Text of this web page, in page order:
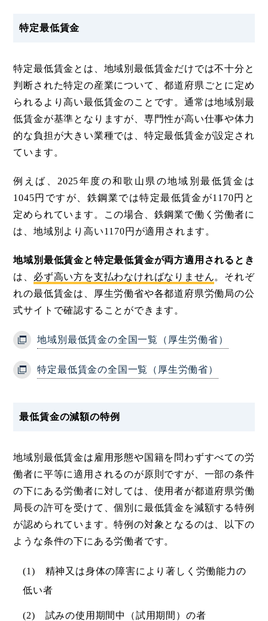
特定最低賃金
特定最低賃金とは、地域別最低賃金だけでは不十分と
判断された特定の産業について、都道府県ごとに定め
られるより高い最低賃金のことです。通常は地域別最
低賃金が基準となりますが、専門性が高い仕事や体力
的な負担が大きい業種では、特定最低賃金が設定され
ています。
例えば、2025年度の和歌山県の地域別最低賃金は
1045円ですが、鉄鋼業では特定最低賃金が1170円と
定められています。この場合、鉄鋼業で働く労働者に
は、地域別より高い1170円が適用されます。
地域別最低賃金と特定最低賃金が両方適用されるとき
は、 必ず高い方を支払わなければなりません。それぞ
れの最低賃金は、厚生労働省や各都道府県労働局の公
式サイトで確認することができます。
地域別最低賃金の全国一覧（厚生労働省）
特定最低賃金の全国一覧（厚生労働省）
最低賃金の減額の特例
地域別最低賃金は雇用形態や国籍を問わずすべての労
働者に平等に適用されるのが原則ですが、一部の条件
の下にある労働者に対しては、使用者が都道府県労働
局長の許可を受けて、個別に最低賃金を減額する特例
が認められています。特例の対象となるのは、以下の
ような条件の下にある労働者です。
(1) 精神又は身体の障害により著しく労働能力の
低い者
(2) 試みの使用期間中（試用期間）の者